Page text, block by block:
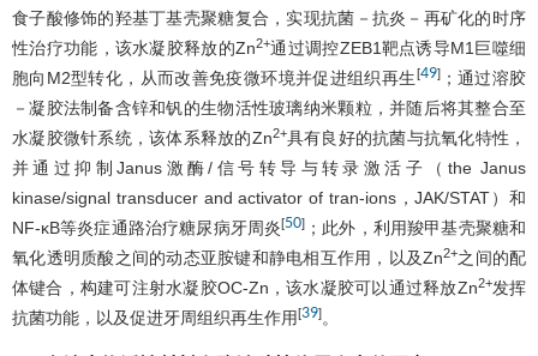
食子酸修饰的羟基丁基壳聚糖复合，实现抗菌－抗炎－再矿化的时序
性治疗功能，该水凝胶释放的Zn2+通过调控ZEB1靶点诱导M1巨噬细
胞向M2型转化，从而改善免疫微环境并促进组织再生[49]；通过溶胶
－凝胶法制备含锌和钒的生物活性玻璃纳米颗粒，并随后将其整合至
水凝胶微针系统，该体系释放的Zn2+具有良好的抗菌与抗氧化特性，
并通过抑制Janus激酶/信号转导与转录激活子（the Janus
kinase/signal transducer and activator of tran-ions，JAK/STAT）和
NF-κB等炎症通路治疗糖尿病牙周炎[50] ；此外，利用羧甲基壳聚糖和
氧化透明质酸之间的动态亚胺键和静电相互作用，以及Zn2+之间的配
体键合，构建可注射水凝胶OC-Zn，该水凝胶可以通过释放Zn2+发挥
抗菌功能，以及促进牙周组织再生作用[39]。